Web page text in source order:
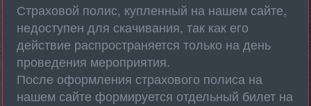
Страховой полис, купленный на нашем сайте,
недоступен для скачивания, так как его
действие распространяется только на день
проведения мероприятия.
После оформления страхового полиса на
нашем сайте формируется отдельный билет на